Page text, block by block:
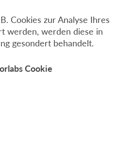
Cookies zur Analyse Ihres
werden, werden diese in
gesondert behandelt.
Cookie